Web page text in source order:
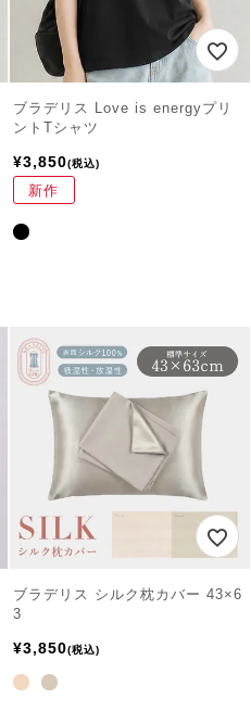
ブラデリス Love is energyプリ
ントTシャツ
¥3,850 税込
新作
ブラデリス シルク枕カバー 43×6
3
¥3,850 税込